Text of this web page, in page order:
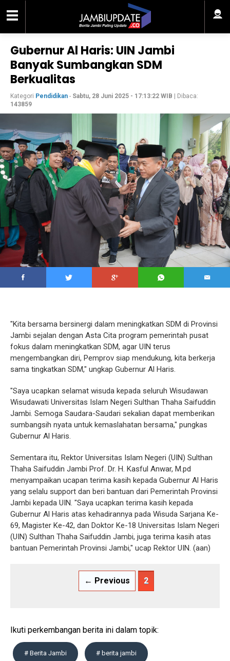
Gubernur Al Haris: UIN Jambi
Banyak Sumbangkan SDM
Berkualitas
Kategori Pendidikan - Sabtu, 28 Juni 2025 - 17:13:22 WIB | Dibaca:
143859
"Kita bersama bersinergi dalam meningkatkan SDM di Provinsi
Jambi sejalan dengan Asta Cita program pemerintah pusat
fokus dalam meningkatkan SDM, agar UIN terus
mengembangkan diri, Pemprov siap mendukung, kita berkerja
sama tingkatkan SDM," ungkap Gubernur Al Haris.
"Saya ucapkan selamat wisuda kepada seluruh Wisudawan
Wisudawati Universitas Islam Negeri Sulthan Thaha Saifuddin
Jambi. Semoga Saudara-Saudari sekalian dapat memberikan
sumbangsih nyata untuk kemaslahatan bersama," pungkas
Gubernur Al Haris.
Sementara itu, Rektor Universitas Islam Negeri (UIN) Sulthan
Thaha Saifuddin Jambi Prof. Dr. H. Kasful Anwar, M.pd
menyampaikan ucapan terima kasih kepada Gubernur Al Haris
yang selalu support dan beri bantuan dari Pemerintah Provinsi
Jambi kepada UIN. "Saya ucapkan terima kasih kepada
Gubernur Al Haris atas kehadirannya pada Wisuda Sarjana Ke-
69, Magister Ke-42, dan Doktor Ke-18 Universitas Islam Negeri
(UIN) Sulthan Thaha Saifuddin Jambi, juga terima kasih atas
bantuan Pemerintah Provinsi Jambi," ucap Rektor UIN. (aan)
← Previous 2
Ikuti perkembangan berita ini dalam topik:
# Berita Jambi # berita jambi